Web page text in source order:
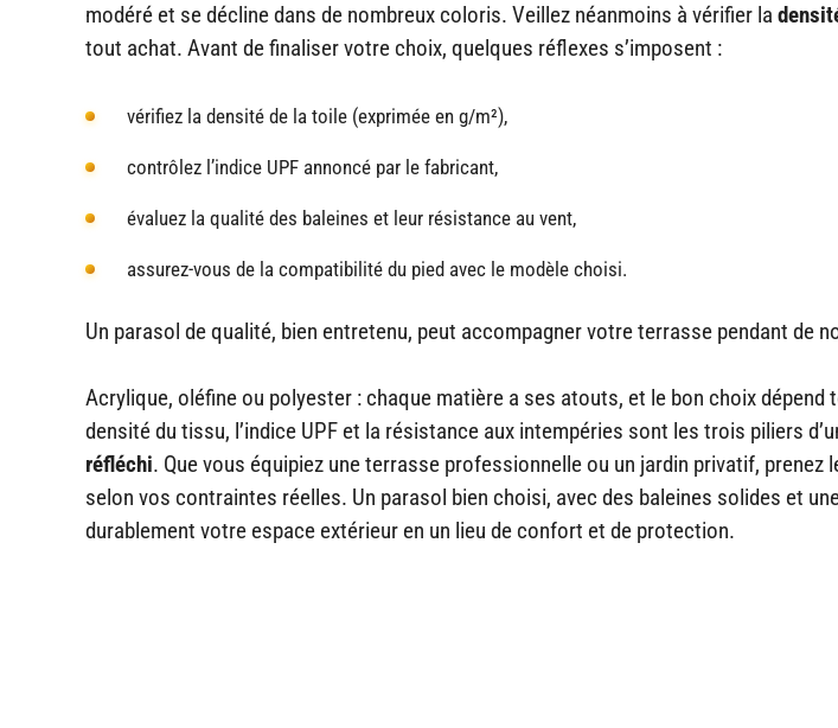
modéré et se décline dans de nombreux coloris. Veillez néanmoins à vérifier la
tout achat. Avant de finaliser votre choix, quelques réflexes s’imposent :
vérifiez la densité de la toile (exprimée en g/m²),
contrôlez l’indice UPF annoncé par le fabricant,
évaluez la qualité des baleines et leur résistance au vent,
assurez-vous de la compatibilité du pied avec le modèle choisi.
Un parasol de qualité, bien entretenu, peut accompagner votre terrasse pendant de
Acrylique, oléfine ou polyester : chaque matière a ses atouts, et le bon choix dépend
densité du tissu, l’indice UPF et la résistance aux intempéries sont les trois piliers
réfléchi. Que vous équipiez une terrasse professionnelle ou un jardin privatif, prenez
selon vos contraintes réelles. Un parasol bien choisi, avec des baleines solides et
durablement votre espace extérieur en un lieu de confort et de protection.